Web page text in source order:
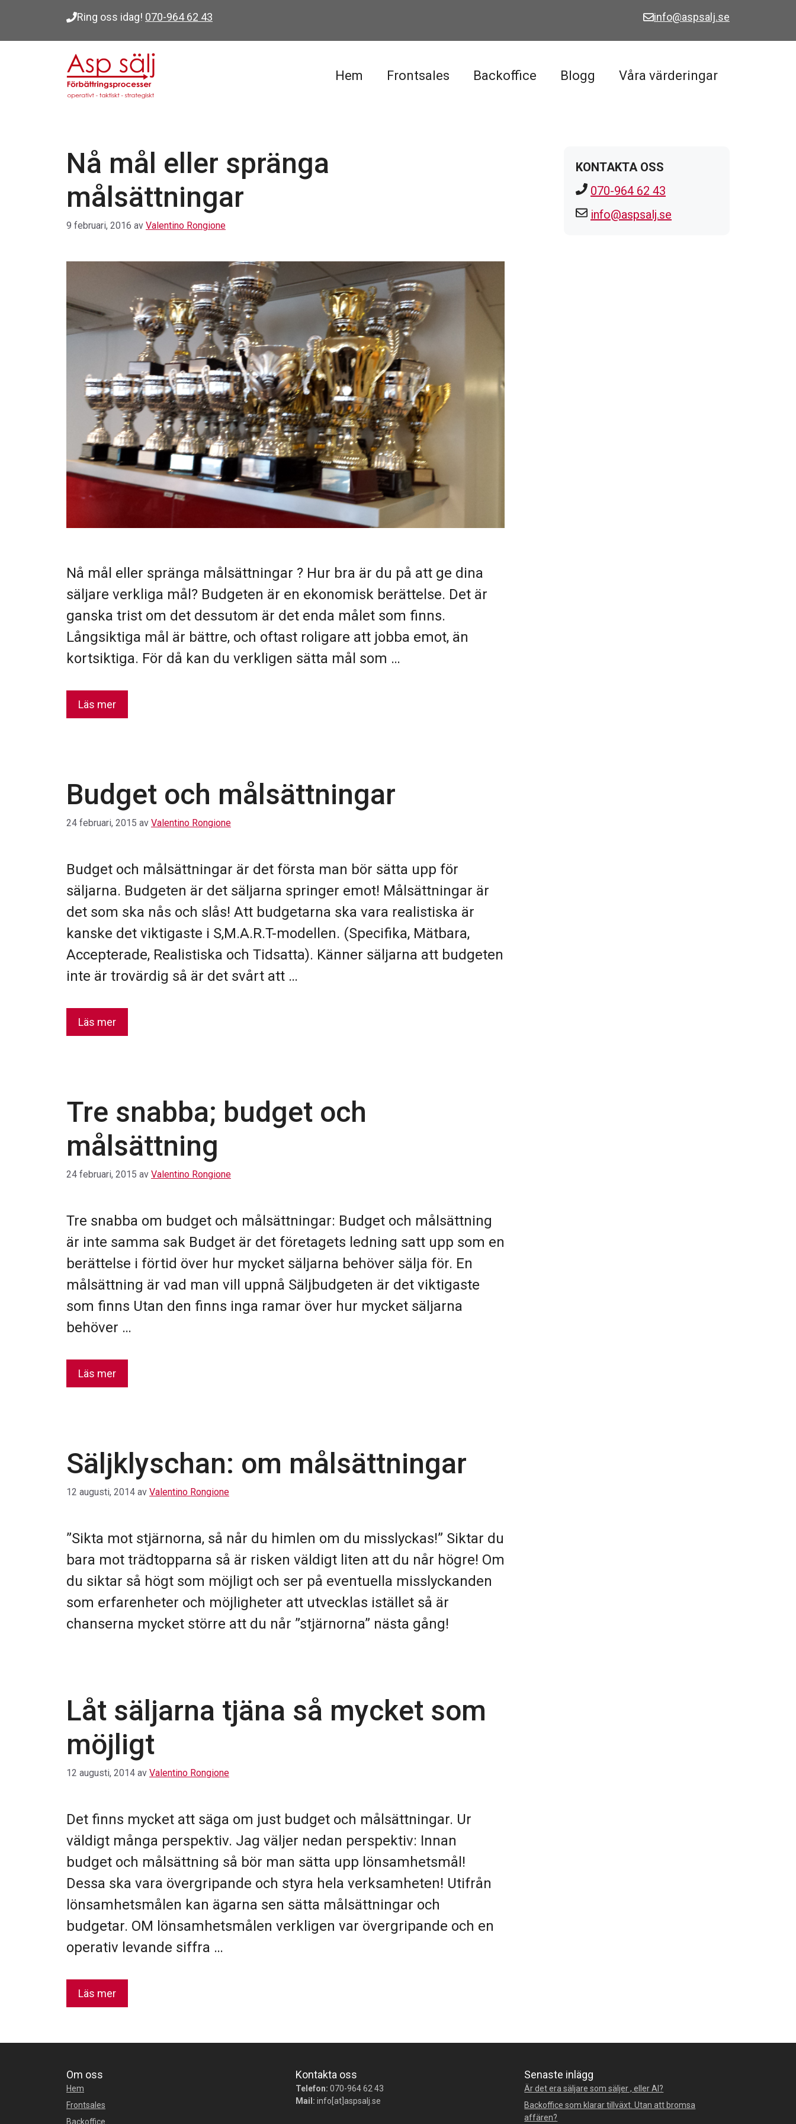
info@aspsalj.se
Ring oss idag! 070-964 62 43
Hem Frontsales Backoffice Blogg Våra värderingar
Nå mål eller spränga
målsättningar
9 februari, 2016 av Valentino Rongione
Nå mål eller spränga målsättningar ? Hur bra är du på att ge dina
säljare verkliga mål? Budgeten är en ekonomisk berättelse. Det är
ganska trist om det dessutom är det enda målet som finns.
Långsiktiga mål är bättre, och oftast roligare att jobba emot, än
kortsiktiga. För då kan du verkligen sätta mål som …
Läs mer
Budget och målsättningar
24 februari, 2015 av Valentino Rongione
Budget och målsättningar är det första man bör sätta upp för
säljarna. Budgeten är det säljarna springer emot! Målsättningar är
det som ska nås och slås! Att budgetarna ska vara realistiska är
kanske det viktigaste i S,M.A.R.T-modellen. (Specifika, Mätbara,
Accepterade, Realistiska och Tidsatta). Känner säljarna att budgeten
inte är trovärdig så är det svårt att …
Läs mer
Tre snabba; budget och
målsättning
24 februari, 2015 av Valentino Rongione
Tre snabba om budget och målsättningar: Budget och målsättning
är inte samma sak Budget är det företagets ledning satt upp som en
berättelse i förtid över hur mycket säljarna behöver sälja för. En
målsättning är vad man vill uppnå Säljbudgeten är det viktigaste
som finns Utan den finns inga ramar över hur mycket säljarna
behöver …
Läs mer
Säljklyschan: om målsättningar
12 augusti, 2014 av Valentino Rongione
”Sikta mot stjärnorna, så når du himlen om du misslyckas!” Siktar du
bara mot trädtopparna så är risken väldigt liten att du når högre! Om
du siktar så högt som möjligt och ser på eventuella misslyckanden
som erfarenheter och möjligheter att utvecklas istället så är
chanserna mycket större att du når ”stjärnorna” nästa gång!
Låt säljarna tjäna så mycket som
möjligt
12 augusti, 2014 av Valentino Rongione
Det finns mycket att säga om just budget och målsättningar. Ur
väldigt många perspektiv. Jag väljer nedan perspektiv: Innan
budget och målsättning så bör man sätta upp lönsamhetsmål!
Dessa ska vara övergripande och styra hela verksamheten! Utifrån
lönsamhetsmålen kan ägarna sen sätta målsättningar och
budgetar. OM lönsamhetsmålen verkligen var övergripande och en
operativ levande siffra …
Läs mer
KONTAKTA OSS
070-964 62 43
info@aspsalj.se
Om oss
Hem
Frontsales
Backoffice
Kontakta oss
Telefon: 070-964 62 43
Mail: info[at]aspsalj.se
Senaste inlägg
Är det era säljare som säljer , eller AI?
Backoffice som klarar tillväxt. Utan att bromsa
affären?